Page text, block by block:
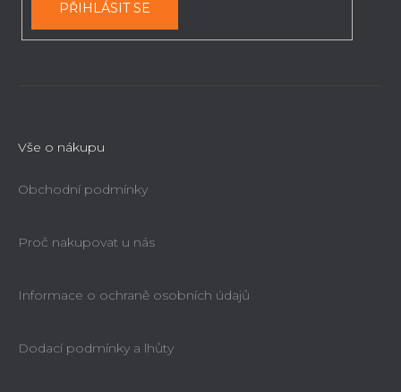
i
PŘIHLÁSIT SE
Vše o nákupu
Obchodní podmínky
Proč nakupovat u nás
Informace o ochraně osobních údajů
Dodací podmínky a lhůty